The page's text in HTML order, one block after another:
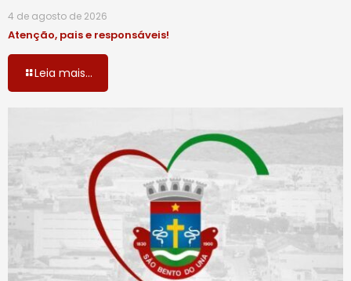
4 de agosto de 2026
Atenção, pais e responsáveis!
Leia mais...